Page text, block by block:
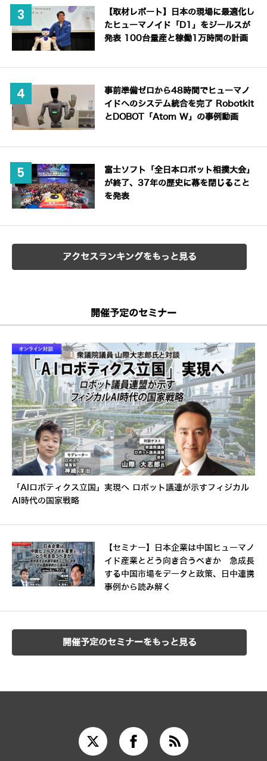
【取材レポート】日本の現場に最適化し
たヒューマノイド「D1」をジールスが
発表 100台量産と稼働1万時間の計画
事前準備ゼロから48時間でヒューマノ
イドへのシステム統合を完了 Robotkit
とDOBOT「Atom W」の事例動画
富士ソフト「全日本ロボット相撲大会」
が終了、37年の歴史に幕を閉じること
を発表
アクセスランキングをもっと見る
開催予定のセミナー
「AIロボティクス立国」実現へ ロボット議連が示すフィジカル
AI時代の国家戦略
【セミナー】日本企業は中国ヒューマノ
イド産業とどう向き合うべきか 急成長
する中国市場をデータと政策、日中連携
事例から読み解く
開催予定のセミナーをもっと見る